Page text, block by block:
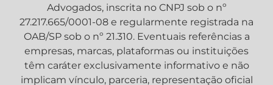
Advogados, inscrita no CNPJ sob o nº
27.217.665/0001-08 e regularmente registrada na
OAB/SP sob o nº 21.310. Eventuais referências a
empresas, marcas, plataformas ou instituições
têm caráter exclusivamente informativo e não
implicam vínculo, parceria, representação oficial